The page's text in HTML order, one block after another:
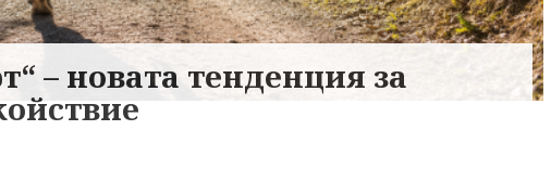
– новата тенденция за